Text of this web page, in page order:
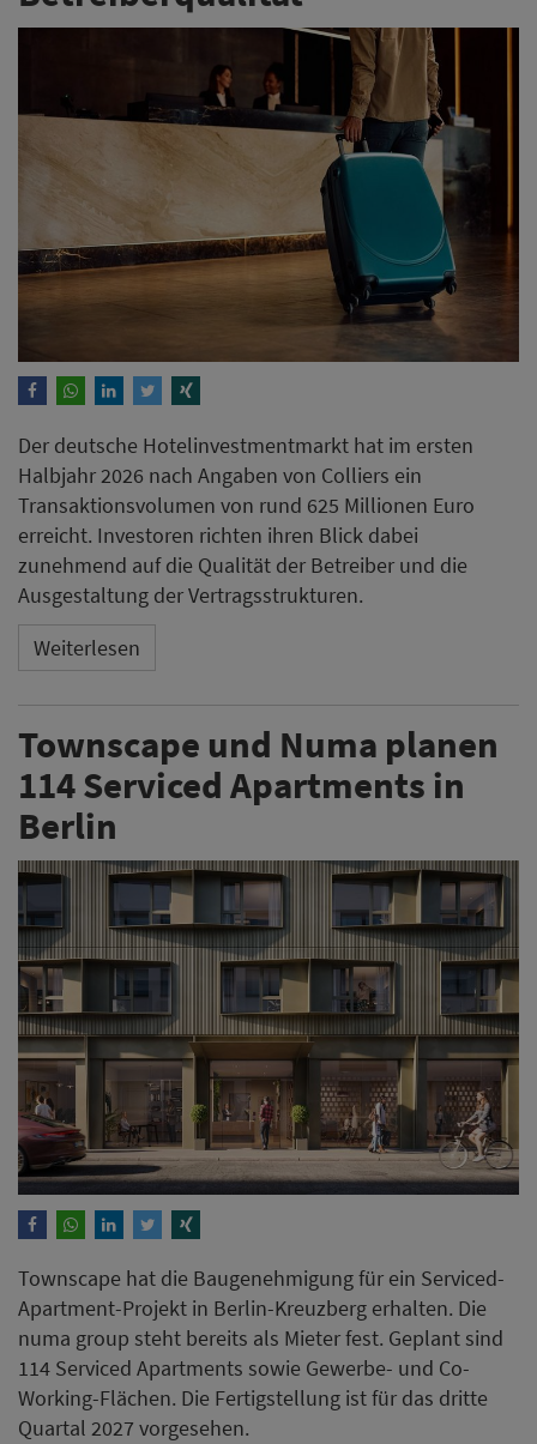
Der deutsche Hotelinvestmentmarkt hat im ersten
Halbjahr 2026 nach Angaben von Colliers ein
Transaktionsvolumen von rund 625 Millionen Euro
erreicht. Investoren richten ihren Blick dabei
zunehmend auf die Qualität der Betreiber und die
Ausgestaltung der Vertragsstrukturen.
Weiterlesen
Townscape und Numa planen
114 Serviced Apartments in
Berlin
Townscape hat die Baugenehmigung für ein Serviced-
Apartment-Projekt in Berlin-Kreuzberg erhalten. Die
numa group steht bereits als Mieter fest. Geplant sind
114 Serviced Apartments sowie Gewerbe- und Co-
Working-Flächen. Die Fertigstellung ist für das dritte
Quartal 2027 vorgesehen.